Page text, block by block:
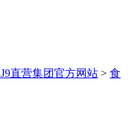
J9直营集团官方网站 > 食